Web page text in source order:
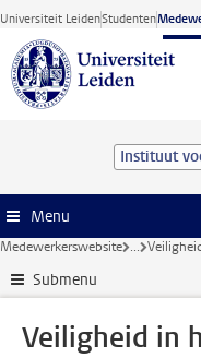
Ga direct naar de inhoud
Universiteit LeidenStudenten
Instituut
Menu
Medewerkerswebsite ...
Submenu
Veiligheid in